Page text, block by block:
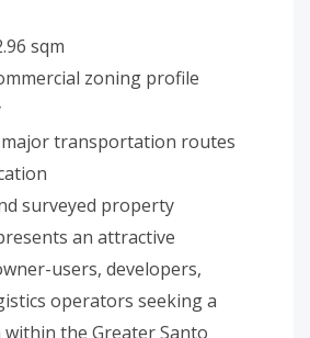
sqm
zoning profile
major transportation routes
surveyed property
an attractive
users, developers,
operators seeking a
the Greater Santo